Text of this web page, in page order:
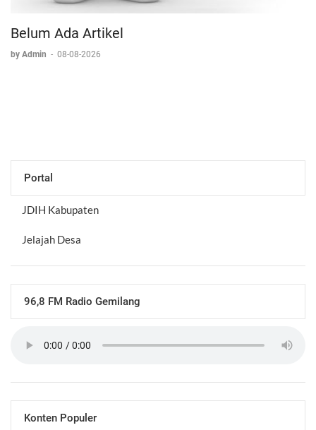
Belum Ada Artikel
by Admin - 08-08-2026
Portal
JDIH Kabupaten
Jelajah Desa
96,8 FM Radio Gemilang
Konten Populer